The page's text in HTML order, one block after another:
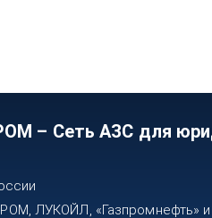
– Сеть АЗС для
ЛУКОЙЛ, «Газпромнефть» и